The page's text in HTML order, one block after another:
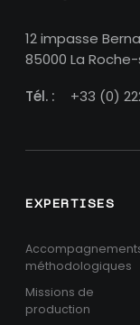
12 impasse
85000 La
Tél. :
+33 (0)
EXPERTISES
méthodologiques
Missions de
production